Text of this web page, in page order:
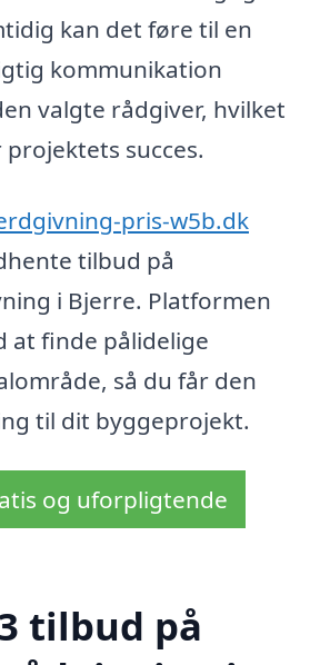
kan det føre til en
kommunikation
valgte rådgiver, hvilket
succes.
pris-w5b.dk
tilbud på
i Bjerre. Platformen
at finde pålidelige
så du får den
til dit byggeprojekt.
og uforpligtende
tilbud på